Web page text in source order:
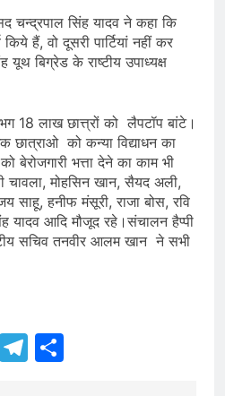
चन्द्रपाल सिंह यादव ने कहा कि
हैं, वो दूसरी पार्टियां नहीं कर
बिग्रेड के राष्टीय उपाध्यक्ष
18 लाख छात्त्रों को लैपटॉप बांटे।
को कन्या विद्याधन का
बेरोजगारी भत्ता देने का काम भी
चावला, मोहसिन खान, सैयद अली,
साहू, हनीफ मंसूरी, राजा बोस, रवि
यादव आदि मौजूद रहे।संचालन हैप्पी
सचिव तनवीर आलम खान ने सभी
WhatsApp
Telegram